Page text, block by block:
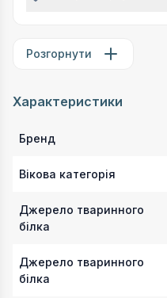
Розгорнути
Характеристики
Бренд
Вікова категорія
Джерело тваринного
білка
Джерело тваринного
білка